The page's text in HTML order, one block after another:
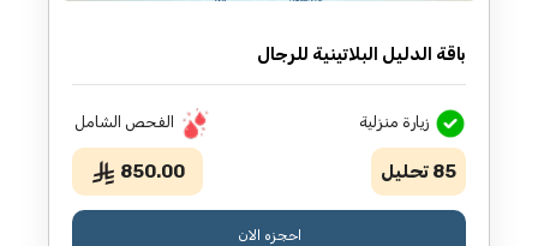
باقة الدليل البلاتينية للرجال
زيارة منزلية الفحص الشامل
85 تحليل 850.00
احجزه الان